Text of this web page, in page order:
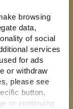
browsing
data,
of social
services
for ads
or withdraw
please see
button,
or continuing